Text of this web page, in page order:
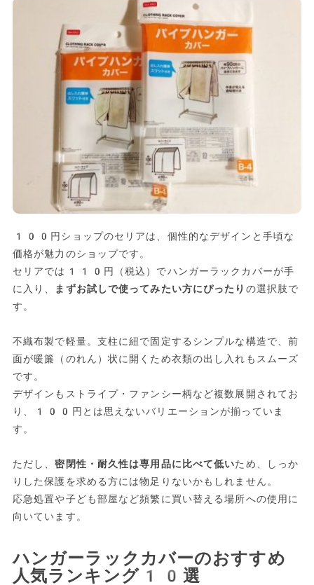
100円ショップのセリアは、個性的なデザインと手頃な
価格が魅力のショップです。
セリアでは110円（税込）でハンガーラックカバーが手
に入り、
まずお試しで使ってみたい方にぴったり の選択肢で
す。
不織布製で軽量。支柱に紐で固定するシンプルな構造で、前
面が暖簾（のれん）状に開くため衣類の出し入れもスムーズ
です。
デザインもストライプ・ファンシー柄など複数展開されてお
り、100円とは思えないバリエーションが揃っていま
す。
ただし、密閉性・耐久性は専用品に比べて低いため、しっか
りした保護を求める方には物足りないかもしれません。
応急処置や子ども部屋など頻繁に買い替える場所への使用に
向いています。
ハンガーラックカバーのおすすめ
人気ランキング10選